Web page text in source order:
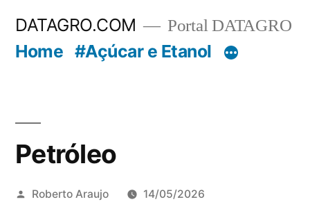
DATAGRO.COM Portal DATAGRO
Home #Açúcar e Etanol
Petróleo
Publicado
Roberto Araujo 14/05/2026